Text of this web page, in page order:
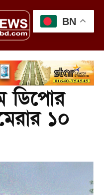
ডিপোর
১০
BN